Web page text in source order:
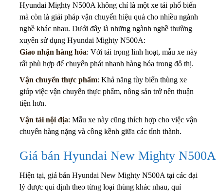
Hyundai Mighty N500A không chỉ là một xe tải phổ biến
mà còn là giải pháp vận chuyển hiệu quả cho nhiều ngành
nghề khác nhau. Dưới đây là những ngành nghề thường
xuyên sử dụng Hyundai Mighty N500A:
Giao nhận hàng hóa: Với tải trọng linh hoạt, mẫu xe này
rất phù hợp để chuyển phát nhanh hàng hóa trong đô thị.
Vận chuyển thực phẩm: Khả năng tùy biến thùng xe
giúp việc vận chuyển thực phẩm, nông sản trở nên thuận
tiện hơn.
Vận tải nội địa: Mẫu xe này cũng thích hợp cho việc vận
chuyển hàng nặng và cồng kềnh giữa các tỉnh thành.
Giá bán Hyundai New Mighty N500A
Hiện tại, giá bán Hyundai New Mighty N500A tại các đại
lý được qui định theo từng loại thùng khác nhau, quí